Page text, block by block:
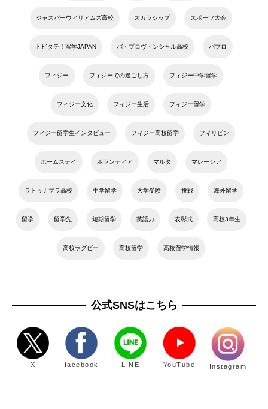
ジャスパーウィリアムズ高校 スカラシップ スポーツ大会
トビタテ！留学JAPAN バ・プロヴィンシャル高校 パブロ
フィジー フィジーでの過ごし方 フィジー中学留学
フィジー文化 フィジー生活 フィジー留学
フィジー留学生インタビュー フィジー高校留学 フィリピン
ホームステイ ボランティア マルタ マレーシア
ラトゥナブラ高校 中学留学 大学受験 挑戦 海外留学
留学 留学先 短期留学 英語力 表彰式 高校3年生
高校ラグビー 高校留学 高校留学情報
公式SNSはこちら
X facebook LINE YouTube Instagram